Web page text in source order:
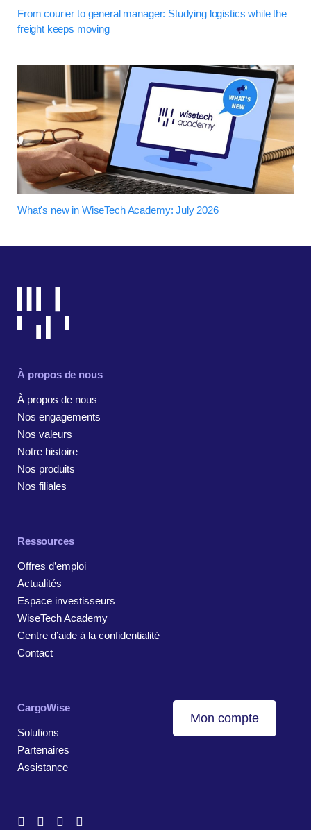
From courier to general manager: Studying logistics while the
freight keeps moving
What's new in WiseTech Academy: July 2026
À propos de nous
À propos de nous
Nos engagements
Nos valeurs
Notre histoire
Nos produits
Nos filiales
Ressources
Offres d’emploi
Actualités
Espace investisseurs
WiseTech Academy
Centre d’aide à la confidentialité
Contact
CargoWise
Solutions
Partenaires
Assistance
Mon compte